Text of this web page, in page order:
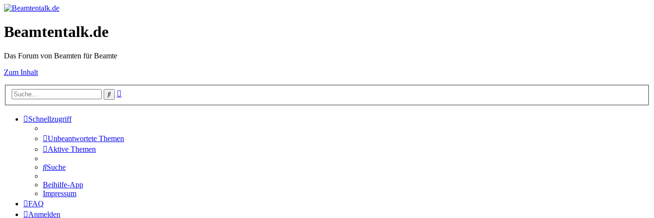
Beamtentalk.de
Das Forum von Beamten für Beamte
Zum Inhalt
Suche
Schnellzugriff
Unbeantwortete Themen
Aktive Themen
Suche
Beihilfe-App
Impressum
FAQ
Anmelden